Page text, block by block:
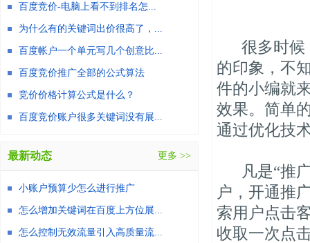
很多时候
的印象，不
件的小编就
效果。简单
通过优化技
凡是“推广
户，开通推
索用户点击
收取一次点
百度竞价-电脑上看不到排名怎...
为什么有的关键词出价很高了，...
百度帐户一个单元写几个创意比...
百度竞价推广全部的公式算法
竞价价格计算公式是什么？
百度竞价账户很多关键词没有展...
最新动态 更多 >>
小账户预算少怎么进行推广
怎么增加关键词在百度上方位展...
怎么控制无效流量引入高质量流...